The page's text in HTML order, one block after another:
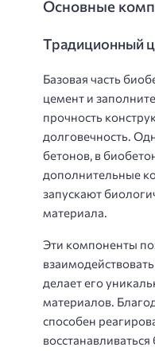
Основные
Традиционный
Базовая часть
цемент и
прочность
долговечность.
бетонов, в
дополнительные
запускают
материала.
Эти компоненты
делает его
материалов.
способен